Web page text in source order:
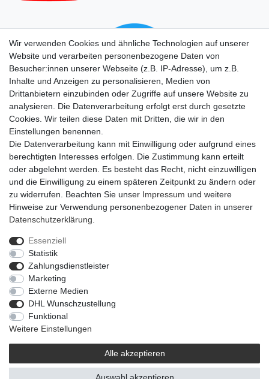
Impressum
Barrierefreiheitserklärung
Vertrag widerrufen
Wir verwenden Cookies und ähnliche Technologien auf unserer
Website und verarbeiten personenbezogene Daten von
Besucher:innen unserer Webseite (z.B. IP-Adresse), um z.B.
Inhalte und Anzeigen zu personalisieren, Medien von
Drittanbietern einzubinden oder Zugriffe auf unsere Website zu
analysieren. Die Datenverarbeitung erfolgt erst durch gesetzte
Cookies. Wir teilen diese Daten mit Dritten, die wir in den
Einstellungen benennen.
Die Datenverarbeitung kann mit Einwilligung oder aufgrund eines
berechtigten Interesses erfolgen. Die Zustimmung kann erteilt
oder abgelehnt werden. Es besteht das Recht, nicht einzuwilligen
und die Einwilligung zu einem späteren Zeitpunkt zu ändern oder
zu widerrufen. Beachten Sie unser Impressum und weitere
Hinweise zur Verwendung personenbezogener Daten in unserer
Daten­schutz­erklärung
Essenziell
Statistik
Zahlungsdienstleister
Marketing
Externe Medien
DHL Wunschzustellung
Funktional
Weitere Einstellungen
Alle akzeptieren